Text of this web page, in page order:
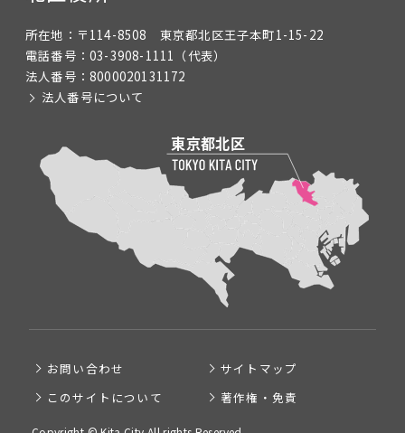
所在地： 〒114-8508 東京都北区王子本町1-15-22
電話番号： 03-3908-1111 （代表）
法人番号： 8000020131172
法人番号について
お問い合わせ
サイトマップ
このサイトについて
著作権・免責